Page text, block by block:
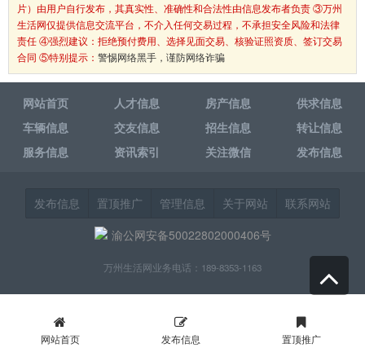
片）由用户自行发布，其真实性、准确性和合法性由信息发布者负责 ③万州
生活网仅提供信息交流平台，不介入任何交易过程，不承担安全风险和法律
责任 ④强烈建议：拒绝预付费用、选择见面交易、核验证照资质、签订交易
合同 ⑤特别提示： 警惕网络黑手，谨防网络诈骗
网站首页 人才信息 房产信息
供求信息
车辆信息
交友信息 招生信息
转让信息
服务信息
资讯索引 关注微信 发布信息
发布信息 置顶推广 管理信息 关于网站
联系网站
渝公网安备50022802000406号
万州生活网业务电话：189-8353-1163
网站首页 发布信息 置顶推广